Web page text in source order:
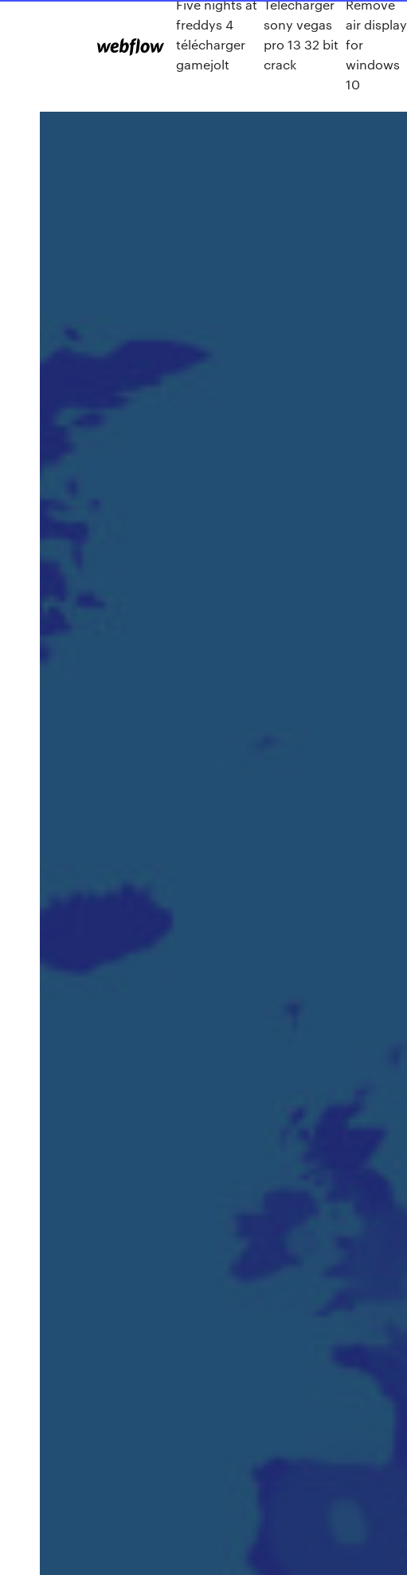
Five nights at
freddys 4
télécharger
gamejolt
Telecharger
sony vegas
pro 13 32 bit
crack
Remove
air display
for
windows
10